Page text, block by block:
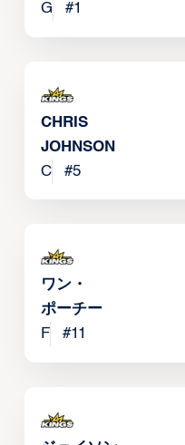
G
#1
CHRIS
JOHNSON
C
#5
ワン・
ポーチー
F
#11